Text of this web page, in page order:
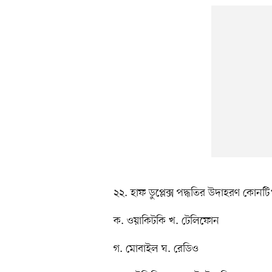
২২. হাফ ডুপ্লেক্স পদ্ধতির উদাহরণ
ক. ওয়াকিটকি খ. টেলিফোন
গ. মোবাইল ঘ. রেডিও